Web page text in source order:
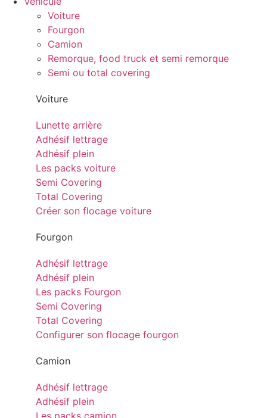
Voiture
Fourgon
Camion
Remorque, food truck et semi remorque
Semi ou total covering
Voiture
Lunette arrière
Adhésif lettrage
Adhésif plein
Les packs voiture
Semi Covering
Total Covering
Créer son flocage voiture
Fourgon
Adhésif lettrage
Adhésif plein
Les packs Fourgon
Semi Covering
Total Covering
Configurer son flocage fourgon
Camion
Adhésif lettrage
Adhésif plein